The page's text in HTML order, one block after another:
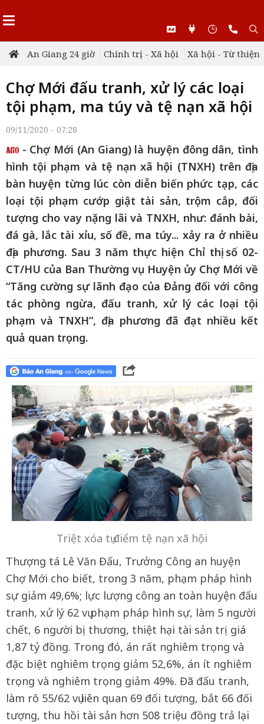
An Giang 24 giờ Chính trị - Xã hội Xã hội - Từ thiện
Chợ Mới đấu tranh, xử lý các loại
tội phạm, ma túy và tệ nạn xã hội
09/11/2020 - 07:28
- Chợ Mới (An Giang) là huyện đông dân, tình
hình tội phạm và tệ nạn xã hội (TNXH) trên địa
bàn huyện từng lúc còn diễn biến phức tạp, các
loại tội phạm cướp giật tài sản, trộm cắp, đối
tượng cho vay nặng lãi và TNXH, như: đánh bài,
đá gà, lắc tài xỉu, số đề, ma túy... xảy ra ở nhiều
địa phương. Sau 3 năm thực hiện Chỉ thị số 02-
CT/HU của Ban Thường vụ Huyện ủy Chợ Mới về
“Tăng cường sự lãnh đạo của Đảng đối với công
tác phòng ngừa, đấu tranh, xử lý các loại tội
phạm và TNXH”, địa phương đã đạt nhiều kết
quả quan trọng.
Triệt xóa tụ điểm tệ nạn xã hội
Thượng tá Lê Văn Đấu, Trưởng Công an huyện
Chợ Mới cho biết, trong 3 năm, phạm pháp hình
sự giảm 49,6%; lực lượng công an toàn huyện đấu
tranh, xử lý 62 vụ phạm pháp hình sự, làm 5 người
chết, 6 người bị thương, thiệt hại tài sản trị giá
1,87 tỷ đồng. Trong đó, án rất nghiêm trọng và
đặc biệt nghiêm trọng giảm 52,6%, án ít nghiêm
trọng và nghiêm trọng giảm 49%. Đã đấu tranh,
làm rõ 55/62 vụ liên quan 69 đối tượng, bắt 66 đối
tượng, thu hồi tài sản hơn 508 triệu đồng trả lại